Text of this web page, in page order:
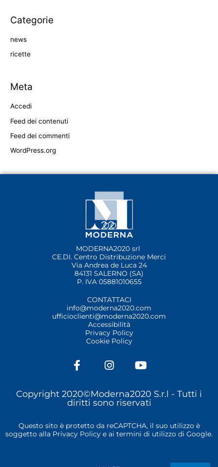
Categorie
news
ricette
Meta
Accedi
Feed dei contenuti
Feed dei commenti
WordPress.org
MODERNA2020 srl
CE.DI. Centro Distribuzione Merci
Via Andrea de Luca 24
84131 SALERNO (SA)
P. IVA 05881010655
CONTATTACI
info@moderna2020.com
ufficioclienti@moderna2020.com
Accessibilità
Privacy Policy
Cookie Policy
a
b
o
k
n
t
a
g
a
o
u
b
Copyright 2020©Moderna2020 S.r.l - Tutti i
diritti sono riservati
Questo sito è protetto da reCAPTCHA, il suo utilizzo è
soggetto alla Privacy Policy e ai termini di utilizzo di Google.